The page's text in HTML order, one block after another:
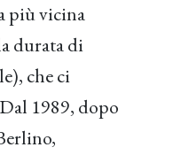
più vicina
durata di
che ci
1989, dopo